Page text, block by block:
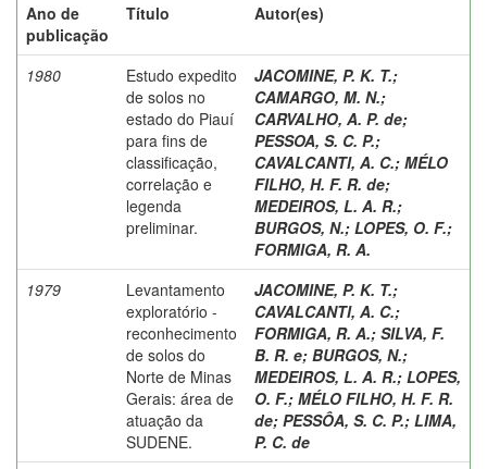
Ano de
publicação
Título Autor(es)
1980
Estudo expedito
de solos no
estado do Piauí
para fins de
classificação,
correlação e
legenda
preliminar.
JACOMINE, P. K. T.;
CAMARGO, M. N.;
CARVALHO, A. P. de;
PESSOA, S. C. P.;
CAVALCANTI, A. C.; MÉLO
FILHO, H. F. R. de;
MEDEIROS, L. A. R.;
BURGOS, N.; LOPES, O. F.;
FORMIGA, R. A.
1979
Levantamento
exploratório -
reconhecimento
de solos do
Norte de Minas
Gerais: área de
atuação da
SUDENE.
JACOMINE, P. K. T.;
CAVALCANTI, A. C.;
FORMIGA, R. A.; SILVA, F.
B. R. e; BURGOS, N.;
MEDEIROS, L. A. R.; LOPES,
O. F.; MÉLO FILHO, H. F. R.
de; PESSÔA, S. C. P.; LIMA,
P. C. de